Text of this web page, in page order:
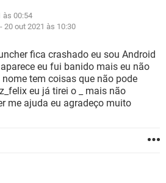
EXCEL
EXCEL
GMAIL
WHATSAPP
FACEBOOK
EXCEL
às 00:54
20 out 2021 às 10:30
fica crashado eu sou Android
eu fui banido mais eu não
tem coisas que não pode
eu já tirei o _ mais não
me ajuda eu agradeço muito